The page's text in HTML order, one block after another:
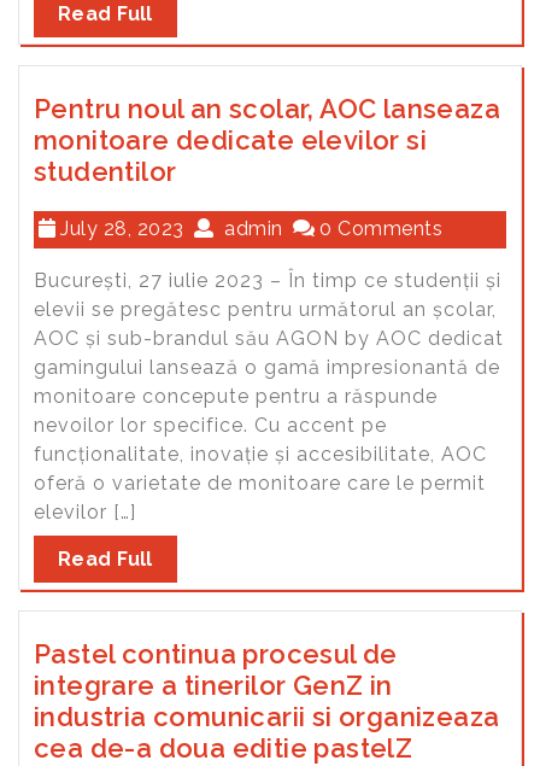
Read Full
Pentru noul an scolar, AOC lanseaza
monitoare dedicate elevilor si
studentilor
July 28, 2023 admin 0 Comments
București, 27 iulie 2023 – În timp ce studenții și
elevii se pregătesc pentru următorul an școlar,
AOC și sub-brandul său AGON by AOC dedicat
gamingului lansează o gamă impresionantă de
monitoare concepute pentru a răspunde
nevoilor lor specifice. Cu accent pe
funcționalitate, inovație și accesibilitate, AOC
oferă o varietate de monitoare care le permit
elevilor […]
Read Full
Pastel continua procesul de
integrare a tinerilor GenZ in
industria comunicarii si organizeaza
cea de-a doua editie pastelZ